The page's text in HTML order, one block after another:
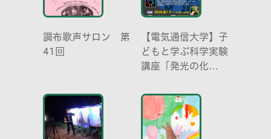
調布歌声サロン 第
41回
【電気通信大学】子
どもと学ぶ科学実験
講座「発光の化
い光-」